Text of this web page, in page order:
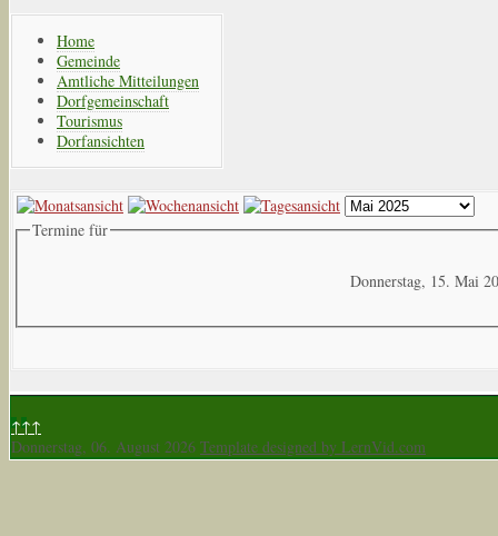
Home
Gemeinde
Amtliche Mitteilungen
Dorfgemeinschaft
Tourismus
Dorfansichten
Termine für
Donnerstag, 15. Mai
↑↑↑
Donnerstag, 06. August 2026 Template designed by LernVid.com